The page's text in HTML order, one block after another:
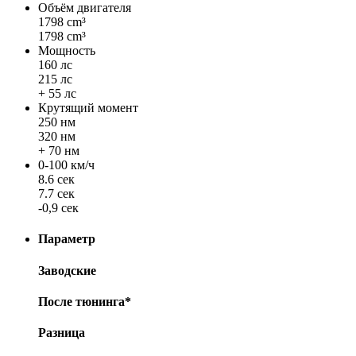
Объём двигателя
1798 cm³
1798 cm³
Мощность
160 лс
215 лс
+ 55 лс
Крутящий момент
250 нм
320 нм
+ 70 нм
0-100 км/ч
8.6 сек
7.7 сек
-0,9 сек
Параметр
Заводские
После тюнинга*
Разница